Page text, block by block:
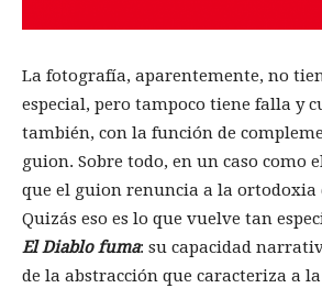
La fotografía, aparentemente, no
especial, pero tampoco tiene falla y
también, con la función de
guion. Sobre todo, en un caso como
que el guion renuncia a la ortodoxia
Quizás eso es lo que vuelve tan
El Diablo fuma: su capacidad
de la abstracción que caracteriza a